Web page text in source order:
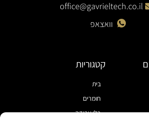
office@gavrieltech.co.il
וואצאפ
קטגוריות
בית
חומרים
כלי עבודה